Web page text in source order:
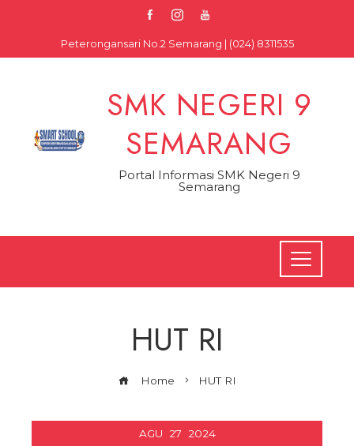
Peterongansari No.2 Semarang | (024) 8311535
SMK NEGERI 9
SEMARANG
Portal Informasi SMK Negeri 9
Semarang
HUT RI
Home HUT RI
AGU 27 2024